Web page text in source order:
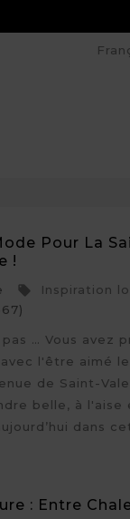
Pour La
!

Inspiration
… Vous avez
l'être aimé
de Saint-
belle, à l'aise
dans
: Entre